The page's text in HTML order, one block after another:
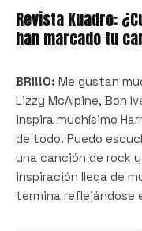
Revista Kuadro:
han marcado tu
BRI!!O: Me gustan
Lizzy McAlpine, Bon
inspira muchísimo
de todo. Puedo
una canción de rock
inspiración llega de
termina reflejándose